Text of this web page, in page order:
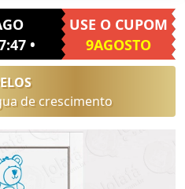
•
USE O CUPOM
9AGOSTO
de crescimento